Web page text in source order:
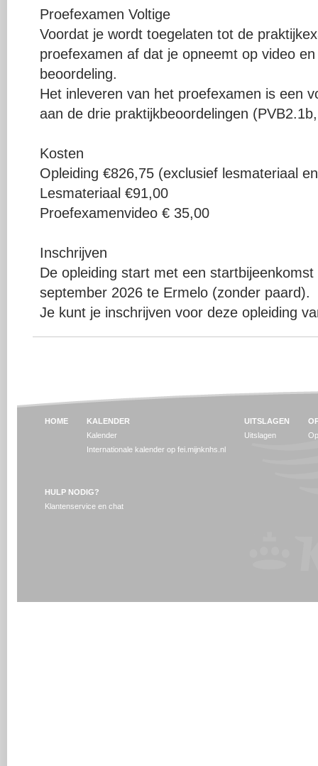
Proefexamen Voltige
Voordat je wordt toegelaten tot de
proefexamen af dat je opneemt op video
beoordeling.
Het inleveren van het proefexamen is een
aan de drie praktijkbeoordelingen
Kosten
Opleiding €826,75 (exclusief lesmateriaal
Lesmateriaal €91,00
Proefexamenvideo € 35,00
Inschrijven
De opleiding start met een
september 2026 te Ermelo (zonder paard).
Je kunt je inschrijven voor deze opleiding
HOME
KALENDER
Kalender
Internationale kalender op fei.mijnknhs.nl
UITSLAGEN
Uitslagen
HULP NODIG?
Klantenservice en chat